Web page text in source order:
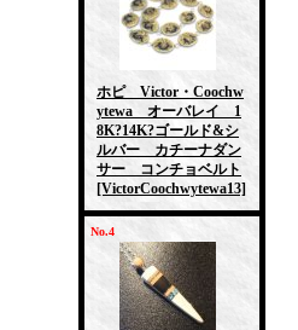
ホピ Victor・Coochw
ytewa オーバレイ 1
8K?14K?ゴールド&シ
ルバー カチーナダン
サー コンチョベルト
[VictorCoochwytewa13]
No.4